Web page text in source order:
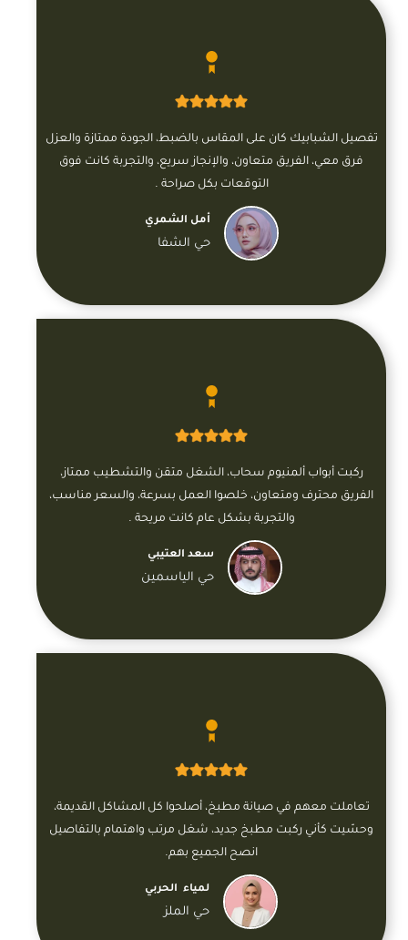
تفصيل الشبابيك كان على المقاس بالضبط، الجودة ممتازة والعزل
فرق معي، الفريق متعاون، والإنجاز سريع، والتجربة كانت فوق
التوقعات بكل صراحة .
أمل الشمري
حي الشفا
ركبت أبواب ألمنيوم سحاب، الشغل متقن والتشطيب ممتاز،
الفريق محترف ومتعاون، خلصوا العمل بسرعة، والسعر مناسب،
والتجربة بشكل عام كانت مريحة .
سعد العتيبي
حي الياسمين
تعاملت معهم في صيانة مطبخ، أصلحوا كل المشاكل القديمة،
وحسّيت كأني ركبت مطبخ جديد، شغل مرتب واهتمام بالتفاصيل
انصح الجميع بهم.
لمياء الحربي
حي الملز